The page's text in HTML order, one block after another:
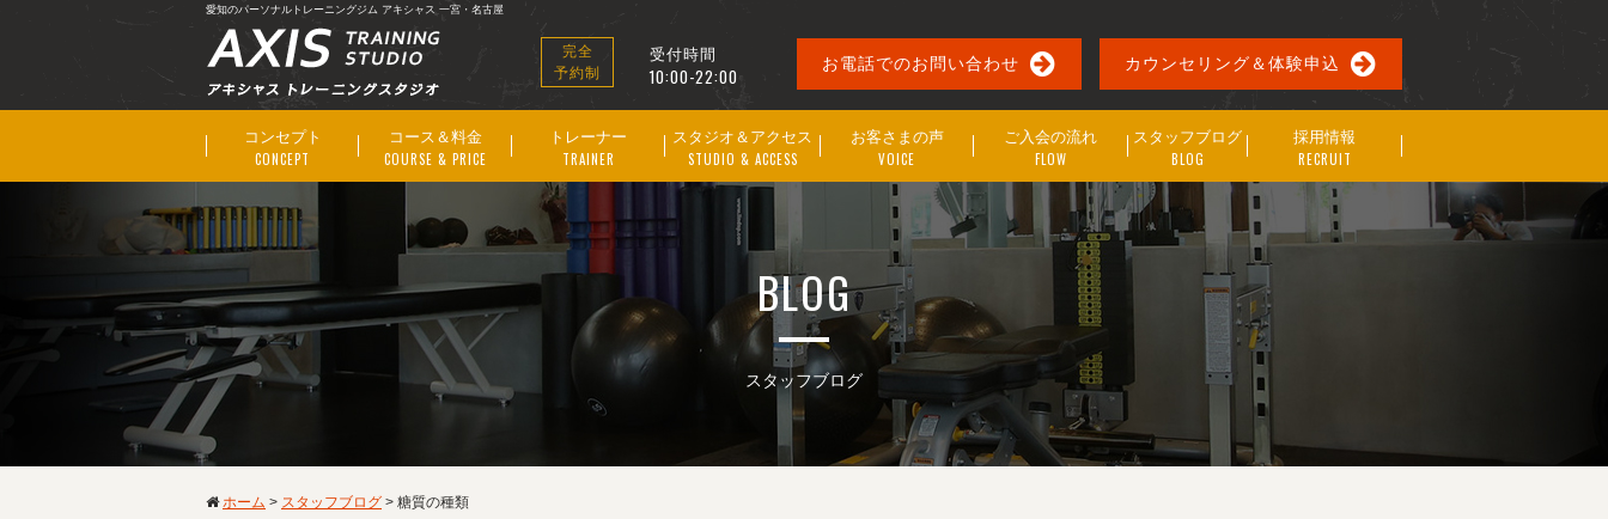
愛知のパーソナルトレーニングジム アキシャス 一宮・名古屋
完全
予約制
受付時間
10:00-22:00
お電話でのお問い合わせ カウンセリング＆体験申込
コンセプト
CONCEPT
コース＆料金
COURSE & PRICE
トレーナー
TRAINER
スタジオ＆アクセス
STUDIO & ACCESS
お客さまの声
VOICE
ご入会の流れ
FLOW
スタッフブログ
BLOG
採用情報
RECRUIT
BLOG
スタッフブログ
ホーム > スタッフブログ > 糖質の種類